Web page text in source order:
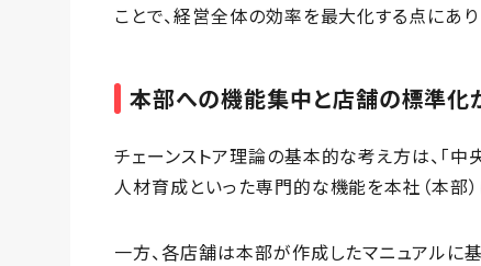
ことで、経営全体の効率を最大化する点にあり
本部への機能集中と店舗の標準化
チェーンストア理論の基本的な考え方は、「中
人材育成といった専門的な機能を本社（本部）
一方、各店舗は本部が作成したマニュアルに